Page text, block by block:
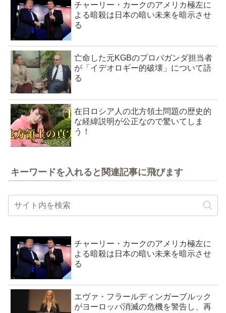
チャーリー・カークのアメリカ極左に
よる暗殺は日本の暗い未来を暗示させ
る
亡命した元KGBのプロパガンダ担当者
が「イデオロギー的破壊」について語
る
在日ロシア人の北方領土問題の歴史的
な経緯説明が公正なので驚いてしま
う！
キーワードを入れると関連記事に飛びます
チャーリー・カークのアメリカ極左に
よる暗殺は日本の暗い未来を暗示させ
る
エヴァ・フラールディンガーブルック
がヨーロッパ消滅の危機を警告し、再